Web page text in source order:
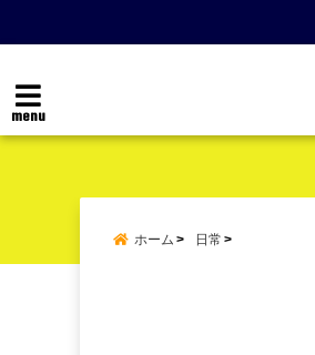
menu
ホーム 日常